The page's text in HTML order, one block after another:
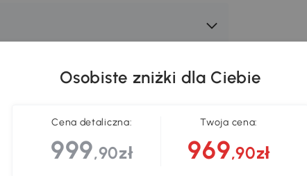
Osobiste zniżki dla Ciebie
Cena detaliczna:
999,90zł
Twoja cena:
969,90zł